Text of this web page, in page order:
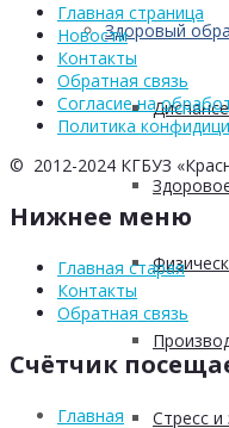
Здоровый
Стресс и
Главная страница
Новости
Контакты
Обратная связь
Согласие на
Политика
© 2012-2024 КГБУЗ
Нижнее меню
Главная старая
Контакты
Обратная связь
Счётчик
Главная